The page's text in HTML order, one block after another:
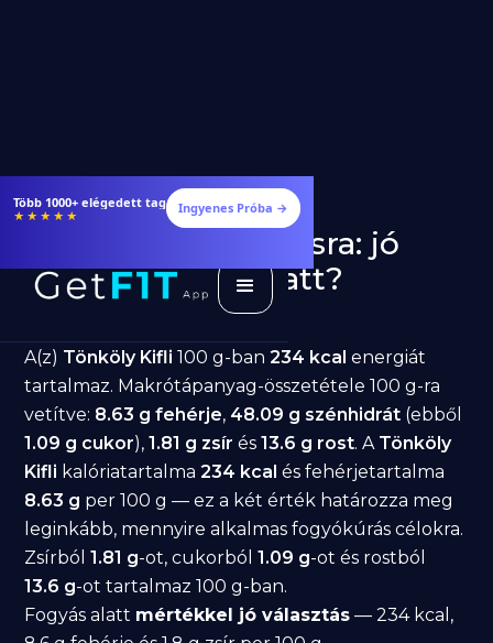
Több 1000+ elégedett tag
★★★★★ Ingyenes Próba →
Tönköly Kifli fogyásra: jó
választás diéta alatt?
A(z) Tönköly Kifli 100 g-ban234 kcal energiát
tartalmaz. Makrótápanyag-összetétele 100 g-ra
vetítve: 8.63 g fehérje, 48.09 g szénhidrát (ebből
1.09 g cukor),1.81 g zsír és13.6 g rost. A Tönköly
Kifli kalóriatartalma234 kcal és fehérjetartalma
8.63 g per 100 g — ez a két érték határozza meg
leginkább, mennyire alkalmas fogyókúrás célokra.
Zsírból1.81 g-ot, cukorból1.09 g-ot és rostból
13.6 g-ot tartalmaz 100 g-ban.
Fogyás alatt mértékkel jó választás — 234 kcal,